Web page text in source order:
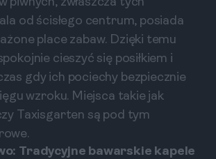
od ścisłego centrum, posiada
place zabaw. Dzięki temu
cieszyć się posiłkiem i
gdy ich pociechy bezpiecznie
wzroku. Miejsca takie jak
Taxisgarten są pod tym
Tradycyjne bawarskie kapele